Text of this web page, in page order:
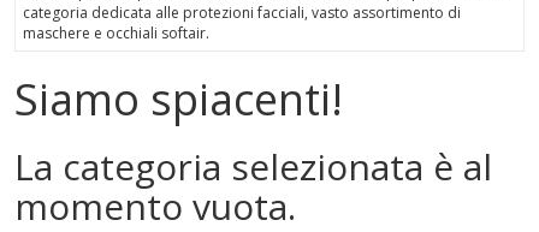
categoria dedicata alle protezioni facciali, vasto assortimento di
maschere e occhiali softair.
Siamo spiacenti!
La categoria selezionata è al
momento vuota.